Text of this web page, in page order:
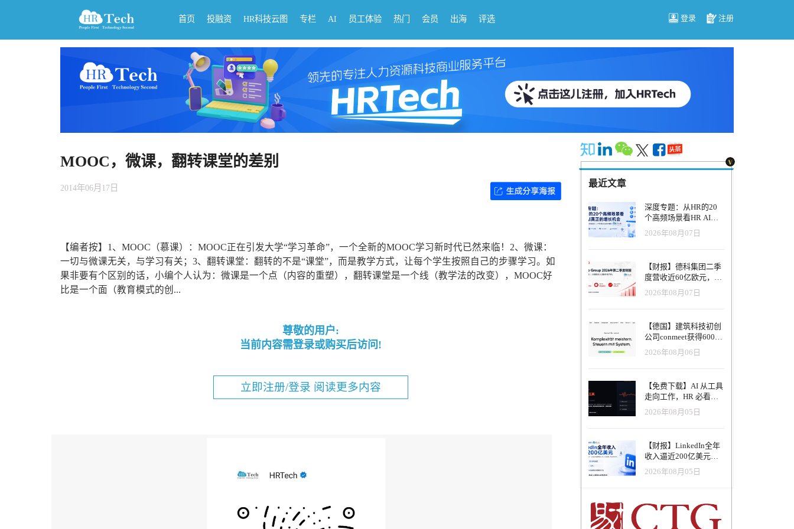
首页 投融资 HR科技云图 专栏 AI 员工体验 热门 会员 出海 评选 登录 注册
MOOC，微课，翻转课堂的差别
2014年06月17日
【编者按】1、MOOC（慕课）：MOOC正在引发大学“学习革命”，一个全新的MOOC学习新时代已然来临！2、微课：
一切与微课无关，与学习有关；3、翻转课堂：翻转的不是“课堂”，而是教学方式，让每个学生按照自己的步骤学习。如
果非要有个区别的话，小编个人认为：微课是一个点（内容的重塑），翻转课堂是一个线（教学法的改变），MOOC好
比是一个面（教育模式的创...
尊敬的用户:
当前内容需登录或购买后访问!
立即注册/登录 阅读更多内容
最近文章
深度专题：从HR的20
个高频场景看HR AI真
正的增长机会
2026年08月07日
【财报】德科集团二季
度营收近60亿欧元，其
中AI代理已覆盖50%收
入，招聘服务进入运营
重构阶段
2026年08月07日
【德国】建筑科技初创
公司conmeet获得600万
欧元种子轮融资，用于
打造面向贸易和建筑行
业的AI操作系统
2026年08月06日
【免费下载】AI 从工具
走向工作，HR 必看五
大变革｜2026 年 8 月
HRTech 行业观察报告
2026年08月05日
【财报】LinkedIn全年
收入逼近200亿美元，
AI招聘产品进入规模化
应用阶段
2026年08月05日